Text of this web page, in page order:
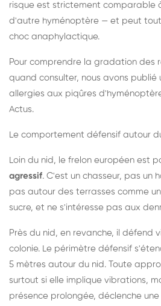
risque est strictement comparable
d'autre hyménoptère — et peut
choc anaphylactique.
Pour comprendre la gradation des
quand consulter, nous avons publié
allergies aux piqûres
Actus.
Le comportement défensif autour
Loin du nid, le frelon européen est
agressif. C'est un chasseur, pas un
pas autour des terrasses comme
sucre, et ne s'intéresse pas aux
Près du nid, en revanche, il défend
colonie. Le périmètre défensif
5 mètres autour du nid. Toute
surtout si elle implique vibrations,
présence prolongée, déclenche